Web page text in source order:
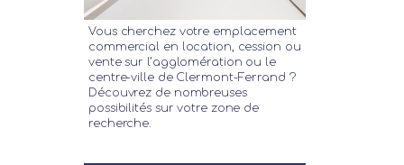
Vous cherchez votre emplacement
commercial en location, cession ou
vente sur l’agglomération ou le
centre-ville de Clermont-Ferrand ?
Découvrez de nombreuses
possibilités sur votre zone de
recherche.